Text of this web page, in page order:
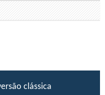
clássica